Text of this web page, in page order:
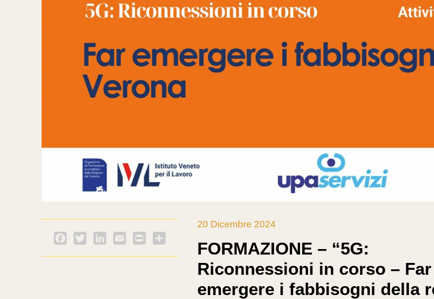
Facebook
Twitter LinkedInEmail PrintFriendly
20 Dicembre 2024
FORMAZIONE – “5G:
Riconnessioni in corso – Far
emergere i fabbisogni della